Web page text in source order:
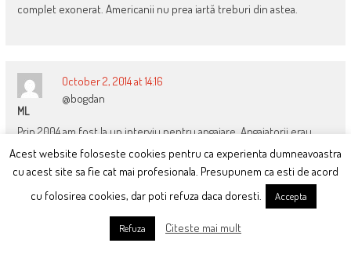
complet exonerat. Americanii nu prea iartă treburi din astea.
ML
October 2, 2014 at 14:16
@bogdan
Prin 2004 am fost la un interviu pentru angajare. Angajatorii erau
americani, reprezentați de un român, fost conferențiar la
Politehnică, care lucra de câțiva ani pentru ei în SUA. Pentru
viitoarea filială din România cerințele sunau cam așa: să știm foarte
mult în domeniul respectiv, să ne mulțumim cu o leafă mică din
care să ne plătim singuri toate dările către stat: sănătate, pensie,
Acest website foloseste cookies pentru ca experienta dumneavoastra
cu acest site sa fie cat mai profesionala. Presupunem ca esti de acord
cu folosirea cookies, dar poti refuza daca doresti.
Accepta
Refuza Citeste mai mult